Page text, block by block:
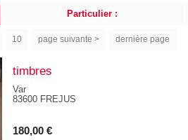
Particulier :
10 page suivante > dernière page
timbres
Var
83600 FREJUS
180,00 €